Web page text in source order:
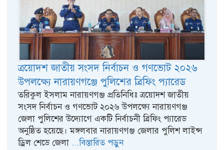
ত্রয়োদশ জাতীয় সংসদ নির্বাচন ও গণভোট ২০২৬
উপলক্ষ্যে নারায়ণগঞ্জে পুলিশের ব্রিফিং প্যারেড
তরিকুল ইসলাম নারায়ণগঞ্জ প্রতিনিধিঃ ত্রয়োদশ জাতীয়
সংসদ নির্বাচন ও গণভোট ২০২৬ উপলক্ষ্যে নারায়ণগঞ্জ
জেলা পুলিশের উদ্যোগে একটি নির্বাচনী ব্রিফিং প্যারেড
অনুষ্ঠিত হয়েছে। মঙ্গলবার নারায়ণগঞ্জ জেলার পুলিশ লাইন্স
ড্রিল শেডে জেলা ...বিস্তারিত পড়ুন